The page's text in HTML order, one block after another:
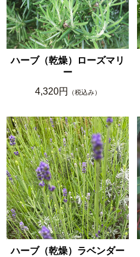
ハーブ（乾燥）ローズマリ
ー
4,320円
（税込み）
ハーブ（乾燥）ラベンダー